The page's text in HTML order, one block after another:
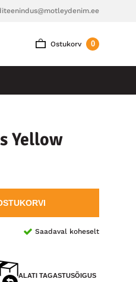
Ostukorv 0
Yellow
Saadaval koheselt
ALATI TAGASTUSÕIGUS